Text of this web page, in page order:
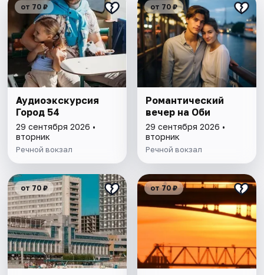
от 70 ₽
Аудиоэкскурсия
Город 54
29 сентября 2026 •
вторник
Речной вокзал
от 70 ₽
Романтический
вечер на Оби
29 сентября 2026 •
вторник
Речной вокзал
от 70 ₽ от 70 ₽